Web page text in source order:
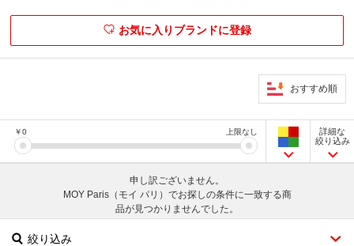
お気に入りブランドに登録
おすすめ順
￥0 上限なし
詳細な
絞り込み
申し訳ございません。
MOY Paris（モイ パリ）でお探しの条件に一致する商
品が見つかりませんでした。
絞り込み